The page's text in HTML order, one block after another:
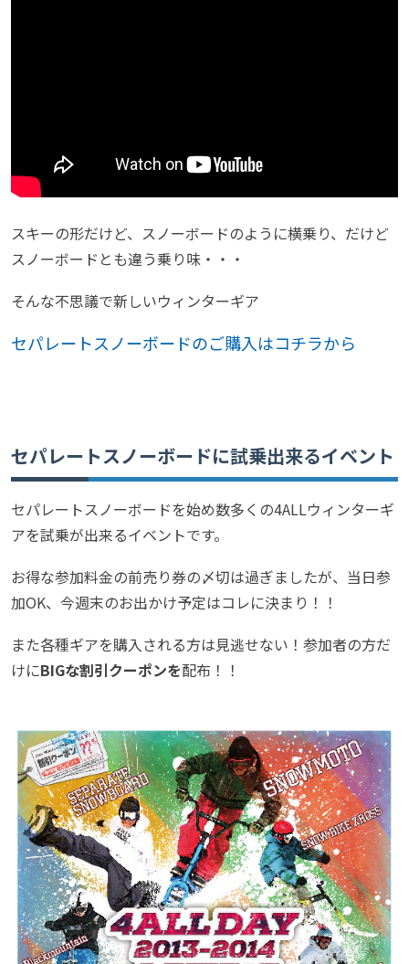
スキーの形だけど、スノーボードのように横乗り、だけど
スノーボードとも違う乗り味・・・
そんな不思議で新しいウィンターギア
セパレートスノーボードのご購入はコチラから
セパレートスノーボードに試乗出来るイベント
セパレートスノーボードを始め数多くの4ALLウィンターギ
アを試乗が出来るイベントです。
お得な参加料金の前売り券の〆切は過ぎましたが、当日参
加OK、今週末のお出かけ予定はコレに決まり！！
また各種ギアを購入される方は見逃せない！参加者の方だ
けにBIGな割引クーポンを配布！！